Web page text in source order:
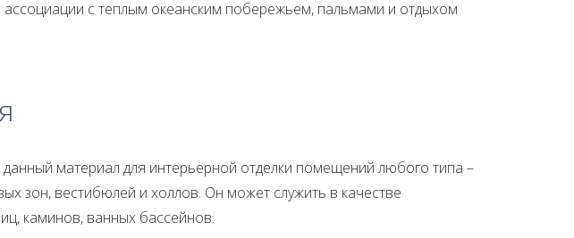
с теплым океанским побережьем, пальмами и отдыхом
материал для интерьерной отделки помещений любого типа –
зон, вестибюлей и холлов. Он может служить в качестве
каминов, ванных бассейнов.